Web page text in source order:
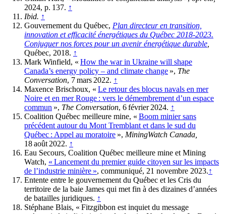
2024, p. 137. ↑
Ibid. ↑
Gouvernement du Québec, Plan directeur en transition,
innovation et efficacité énergétiques du Québec 2018-2023.
Conjuguer nos forces pour un avenir énergétique durable
Québec, 2018. ↑
Mark Winfield, « How the war in Ukraine will shape
Canada’s energy policy – and climate change », The
Conversation, 7 mars 2022. ↑
Maxence Brischoux, « Le retour des blocus navals en mer
Noire et en mer Rouge : vers le démembrement d’un espace
commun », The Conversation, 6 février 2024. ↑
Coalition Québec meilleure mine, « Boom minier sans
précédent autour du Mont Tremblant et dans le sud du
Québec : Appel au moratoire », MiningWatch Canada,
18 août 2022. ↑
Eau Secours, Coalition Québec meilleure mine et Mining
Watch, « Lancement du premier guide citoyen sur les impacts
de l’industrie minière », communiqué, 21 novembre 2023.↑
Entente entre le gouvernement du Québec et les Cris du
territoire de la baie James qui met fin à des dizaines d’années
de batailles juridiques. ↑
Stéphane Blais, « Fitzgibbon est inquiet du message